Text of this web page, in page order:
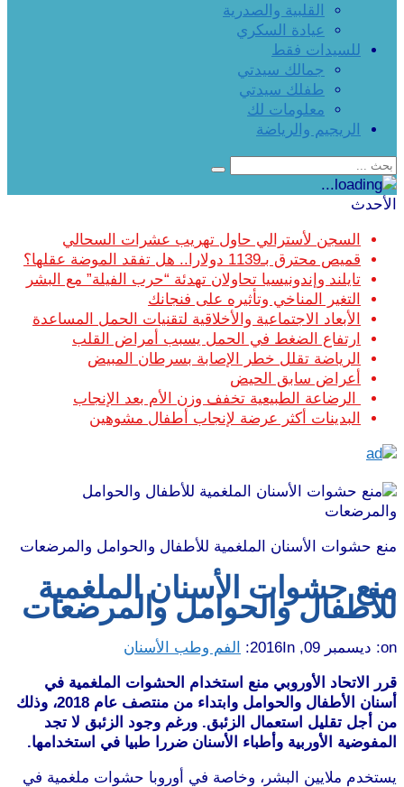
القلبية والصدرية
عيادة السكري
للسيدات فقط
جمالك سيدتي
طفلك سيدتي
معلومات لك
الريجيم والرياضة
الأحدث
السجن لأسترالي حاول تهريب عشرات السحالي
قميص محترق بـ1139 دولارا.. هل تفقد الموضة عقلها؟
تايلند وإندونيسيا تحاولان تهدئة “حرب الفيلة” مع البشر
التغير المناخي وتأثيره على فنجانك
الأبعاد الاجتماعية والأخلاقية لتقنيات الحمل المساعدة
ارتفاع الضغط في الحمل يسبب أمراض القلب
الرياضة تقلل خطر الإصابة بسرطان المبيض
أعراض سابق الحيض
الرضاعة الطبيعية تخفف وزن الأم بعد الإنجاب
البدينات أكثر عرضة لإنجاب أطفال مشوهين
منع حشوات الأسنان الملغمية للأطفال والحوامل والمرضعات
منع حشوات الأسنان الملغمية
للأطفال والحوامل والمرضعات
on: ديسمبر 09, 2016 In: الفم وطب الأسنان
قرر الاتحاد الأوروبي منع استخدام الحشوات الملغمية في
أسنان الأطفال والحوامل وابتداء من منتصف عام 2018، وذلك
من أجل تقليل استعمال الزئبق. ورغم وجود الزئبق لا تجد
المفوضية الأوربية وأطباء الأسنان ضررا طبيا في استخدامها.
يستخدم ملايين البشر، وخاصة في أوروبا حشوات ملغمية في